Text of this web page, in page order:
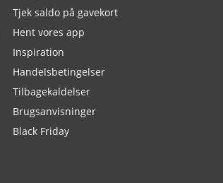
Tjek saldo på gavekort
Hent vores app
Inspiration
Handelsbetingelser
Tilbagekaldelser
Brugsanvisninger
Black Friday